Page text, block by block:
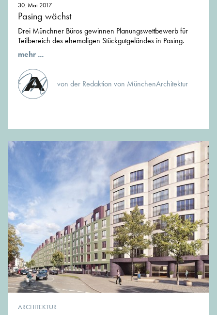
30. Mai 2017
Pasing wächst
Drei Münchner Büros gewinnen Planungswettbewerb für
Teilbereich des ehemaligen Stückgutgeländes in Pasing.
mehr ...
von der Redaktion von MünchenArchitektur
ARCHITEKTUR